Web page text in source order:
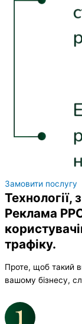
Замовити послугу
Реклама
трафіку.
Проте, щоб такий
вашому бізнесу,